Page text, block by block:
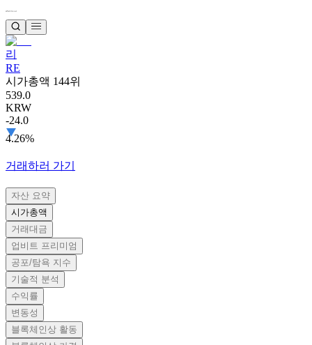
리
RE
시가총액 144위
539.0
KRW
-24.0
4.26%
거래하러 가기
자산 요약
시가총액
거래대금
업비트 프리미엄
공포/탐욕 지수
기술적 분석
수익률
변동성
블록체인상 활동